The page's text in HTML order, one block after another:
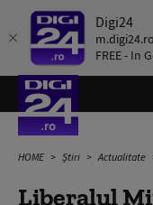
Digi24
m.digi24.ro
FREE - In
HOME Știri Actualitate
Liberalul